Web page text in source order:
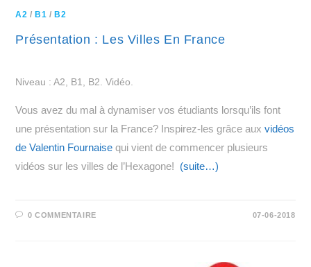
A2 /B1 /B2
Présentation : Les Villes En France
Niveau : A2, B1, B2. Vidéo.
Vous avez du mal à dynamiser vos étudiants lorsqu’ils font
une présentation sur la France? Inspirez-les grâce auxvidéos
de Valentin Fournaise qui vient de commencer plusieurs
vidéos sur les villes de l’Hexagone! (suite…)
0 COMMENTAIRE 07-06-2018